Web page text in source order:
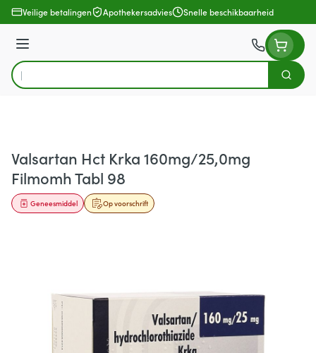
Ga naar de inhoud
Veilige betalingen Apothekersadvies Snelle beschikbaarheid
Menu
Product, merk, categorie...
Zoek
Valsartan Hct Krka 160mg/25,0mg
Filmomh Tabl 98
Op voorschrift
Geneesmiddel